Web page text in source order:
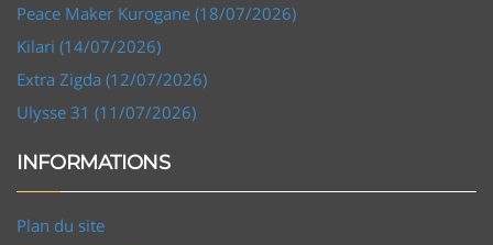
Peace Maker Kurogane (18/07/2026)
Kilari (14/07/2026)
Extra Zigda (12/07/2026)
Ulysse 31 (11/07/2026)
INFORMATIONS
Plan du site